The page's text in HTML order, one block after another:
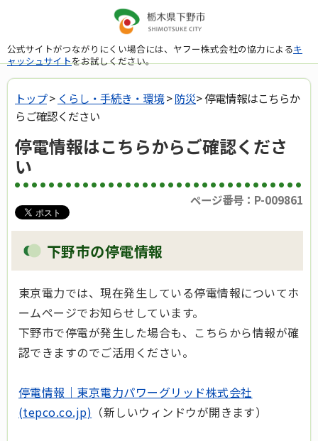
公式サイトがつながりにくい場合には、ヤフー株式会社の協力によるキ
ャッシュサイトをお試しください。
トップ> くらし・手続き・環境>防災> 停電情報はこちらか
らご確認ください
停電情報はこちらからご確認くださ
い
ページ番号：P-009861
下野市の停電情報
東京電力では、現在発生している停電情報についてホ
ームページでお知らせしています。
下野市で停電が発生した場合も、こちらから情報が確
認できますのでご活用ください。
停電情報｜東京電力パワーグリッド株式会社
(tepco.co.jp) （新しいウィンドウが開きます）